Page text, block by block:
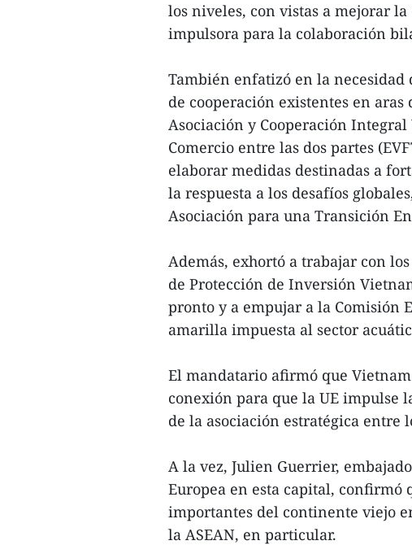
los niveles, con vistas a mejorar
impulsora para la colaboración
También enfatizó en la
de cooperación existentes en
Asociación y Cooperación
Comercio entre las dos partes
elaborar medidas destinadas a
la respuesta a los desafíos
Asociación para una Transición
Además, exhortó a trabajar con
de Protección de Inversión
pronto y a empujar a la Comisión
amarilla impuesta al sector
El mandatario afirmó que
conexión para que la UE impulse
de la asociación estratégica entre
A la vez, Julien Guerrier,
Europea en esta capital, confirmó
importantes del continente viejo
la ASEAN, en particular.